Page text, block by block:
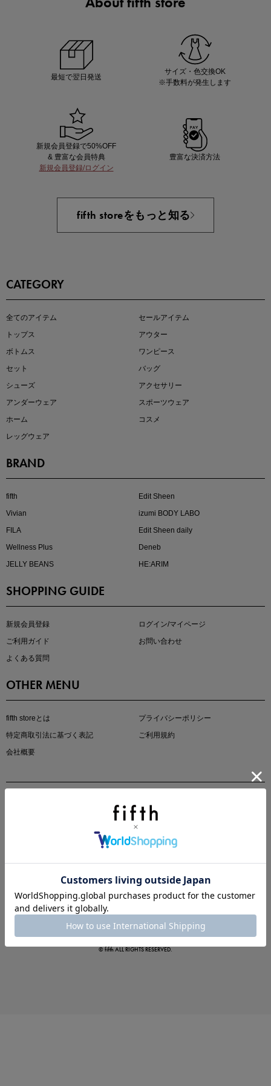
即戦力アイテム続々対象
大人の着映えアイテム5選
マストバイアイテム
この夏の主役確定！
最短で翌日発送
サイズ・色交換OK
※手数料が発生します
新規会員登録で50%OFF
& 豊富な会員特典
新規会員登録/ログイン
豊富な決済方法
fifth storeをもっと知る
CATEGORY
全てのアイテム
セールアイテム
トップス
アウター
ボトムス
ワンピース
セット
バッグ
シューズ
アクセサリー
アンダーウェア
スポーツウェア
ホーム
コスメ
レッグウェア
BRAND
fifth
Edit Sheen
Vivian
izumi BODY LABO
FILA
Edit Sheen daily
Wellness Plus
Deneb
JELLY BEANS
HE:ARIM
SHOPPING GUIDE
新規会員登録
ログイン/マイページ
ご利用ガイド
お問い合わせ
よくある質問
OTHER MENU
fifth storeとは
プライバシーポリシー
特定商取引法に基づく表記
ご利用規約
会社概要
© fifth ALL RIGHTS RESERVED.